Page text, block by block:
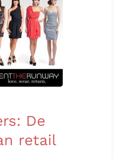
De
retail